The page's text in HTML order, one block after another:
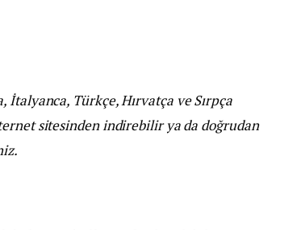
Türkçe, Hırvatça ve Sırpça
sitesinden indirebilir ya da doğrudan